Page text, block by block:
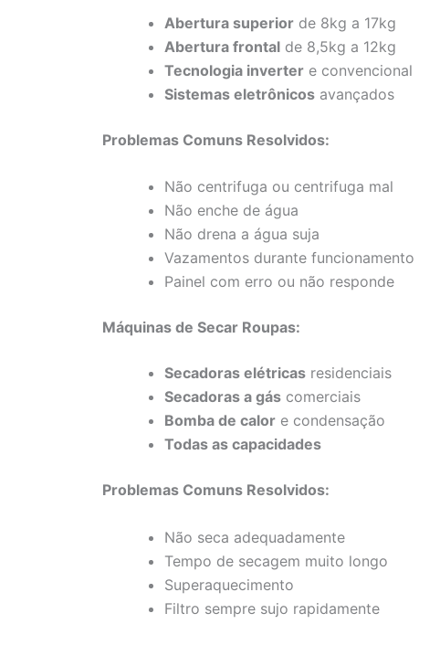
Abertura superior de 8kg a 17kg
Abertura frontal de 8,5kg a 12kg
Tecnologia inverter e convencional
Sistemas eletrônicos avançados
Problemas Comuns Resolvidos:
Não centrifuga ou centrifuga mal
Não enche de água
Não drena a água suja
Vazamentos durante funcionamento
Painel com erro ou não responde
Máquinas de Secar Roupas:
Secadoras elétricas residenciais
Secadoras a gás comerciais
Bomba de calor e condensação
Todas as capacidades
Problemas Comuns Resolvidos:
Não seca adequadamente
Tempo de secagem muito longo
Superaquecimento
Filtro sempre sujo rapidamente